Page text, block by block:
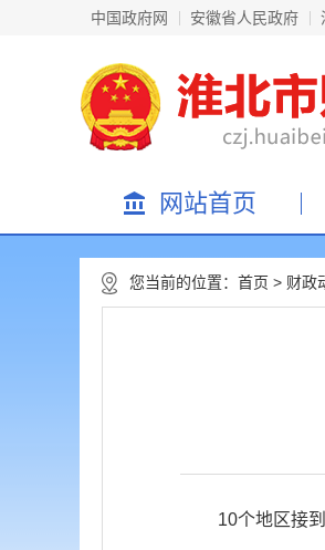
中国政府网 安徽省人民政府
网站首页
您当前的位置： 首页 > 财政
10个地区接